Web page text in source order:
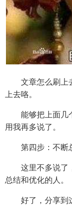
文章怎么刷上去
上去咯。
能够把上面几个
用我再多说了。
第四步：不断总
这里不多说了，
总结和优化的人。
好了，分享到这